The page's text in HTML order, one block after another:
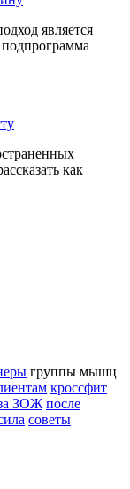
является
как
группы мышц
кроссфит
ЗОЖ после
советы